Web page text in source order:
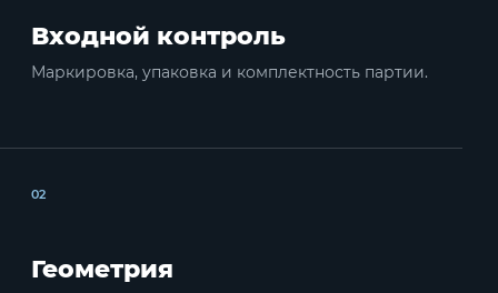
Входной контроль
Маркировка, упаковка и комплектность партии.
02
Геометрия